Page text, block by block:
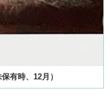
有時、12月）